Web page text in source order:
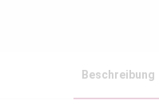
Beschreibung